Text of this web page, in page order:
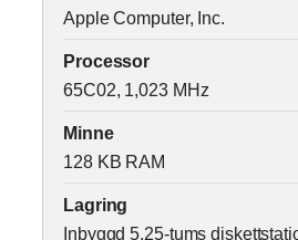
Apple Computer, Inc.
Processor
65C02, 1,023 MHz
Minne
128 KB RAM
Lagring
Inbyggd 5,25-tums